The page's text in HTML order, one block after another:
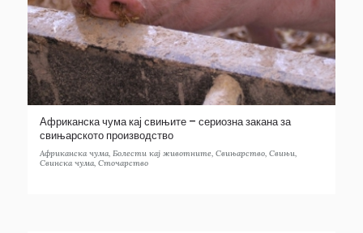
Африканска чума кај свињите – сериозна закана за
свињарското производство
Африканска чума, Болести кај животните, Свињарство, Свињи,
Свинска чума, Сточарство